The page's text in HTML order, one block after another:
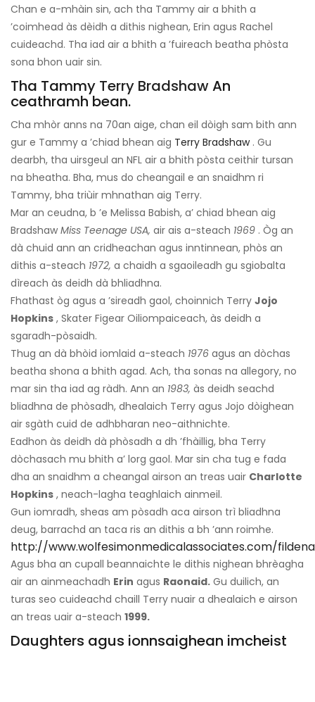
Chan e a-mhàin sin, ach tha Tammy air a bhith a
’coimhead às dèidh a dithis nighean, Erin agus Rachel
cuideachd. Tha iad air a bhith a ’fuireach beatha phòsta
sona bhon uair sin.
Tha Tammy Terry BradshawAn
ceathramh bean.
Cha mhòr anns na 70an aige, chan eil dòigh sam bith ann
gur e Tammy a ’chiad bhean aig Terry Bradshaw. Gu
dearbh, tha uirsgeul an NFL air a bhith pòsta ceithir tursan
na bheatha. Bha, mus do cheangail e an snaidhm ri
Tammy, bha triùir mhnathan aig Terry.
Mar an ceudna, b ’e Melissa Babish, a’ chiad bhean aig
Bradshaw Miss Teenage USA, air ais a-steach 1969 . Òg an
dà chuid ann an cridheachan agus inntinnean, phòs an
dithis a-steach 1972, a chaidh a sgaoileadh gu sgiobalta
dìreach às deidh dà bhliadhna.
Fhathast òg agus a ’sireadh gaol, choinnich Terry Jojo
Hopkins , Skater Figear Oiliompaiceach, às deidh a
sgaradh-pòsaidh.
Thug an dà bhòid iomlaid a-steach 1976 agus an dòchas
beatha shona a bhith agad. Ach, tha sonas na allegory, no
mar sin tha iad ag ràdh. Ann an 1983, às deidh seachd
bliadhna de phòsadh, dhealaich Terry agus Jojo dòighean
air sgàth cuid de adhbharan neo-aithnichte.
Eadhon às deidh dà phòsadh a dh ’fhàillig, bha Terry
dòchasach mu bhith a’ lorg gaol. Mar sin cha tug e fada
dha an snaidhm a cheangal airson an treas uair Charlotte
Hopkins , neach-lagha teaghlaich ainmeil.
Gun iomradh, sheas am pòsadh aca airson trì bliadhna
deug, barrachd an taca ris an dithis a bh ’ann roimhe.
http://www.wolfesimonmedicalassociates.com/
Agus bha an cupall beannaichte le dithis nighean bhrèagha
air an ainmeachadh Erin agus Raonaid. Gu duilich, an
turas seo cuideachd chaill Terry nuair a dhealaich e airson
an treas uair a-steach 1999.
Daughters agus ionnsaighean imcheist